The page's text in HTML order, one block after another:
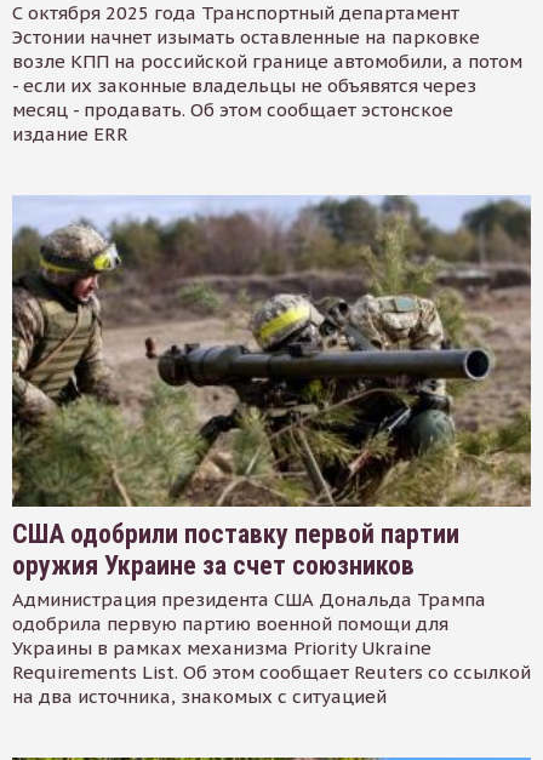
С октября 2025 года Транспортный департамент
Эстонии начнет изымать оставленные на парковке
возле КПП на российской границе автомобили, а потом
- если их законные владельцы не объявятся через
месяц - продавать. Об этом сообщает эстонское
издание ERR
США одобрили поставку первой партии
оружия Украине за счет союзников
Администрация президента США Дональда Трампа
одобрила первую партию военной помощи для
Украины в рамках механизма Priority Ukraine
Requirements List. Об этом сообщает Reuters со ссылкой
на два источника, знакомых с ситуацией